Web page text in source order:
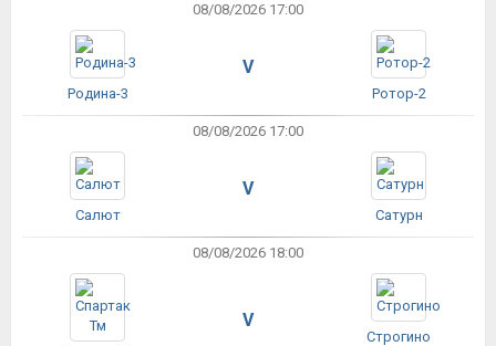
08/08/2026 17:00
Родина-3
V
Ротор-2
08/08/2026 17:00
Салют
V
Сатурн
08/08/2026 18:00
V
Строгино